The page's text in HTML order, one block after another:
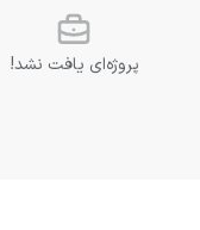
پروژه‌ای یافت نشد!